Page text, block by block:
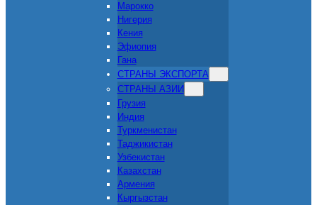
Марокко
Нигерия
Кения
Эфиопия
Гана
СТРАНЫ ЭКСПОРТА
СТРАНЫ АЗИИ
Грузия
Индия
Туркменистан
Таджикистан
Узбекистан
Казахстан
Армения
Кыргызстан